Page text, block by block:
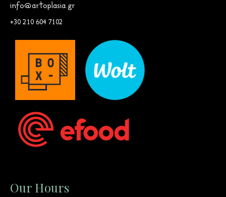
info@artoplasia.gr
+30 210 604 7102
Our Hours